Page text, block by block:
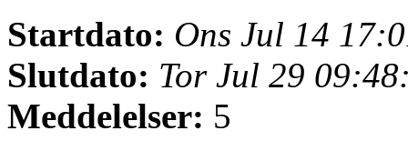
Startdato: Ons Jul 14
Slutdato: Tor Jul 29
Meddelelser: 5